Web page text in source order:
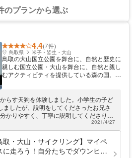
のプランから選ぶ
4.4(7件)
鳥取県 米子・皆生・大山
鳥取の大山国立公園を舞台に、自然と歴史に
親しむ国立公園・大山を舞台に、自然と親し
むアクティビティを提供している森の国。ブ
ます。
らす天狗を体験しました。小学生の子ど
ましたが、説明をしてくださったお兄さ
かりやすく、丁寧に説明してくださり、
できました。 一年生の娘は怖くて途中リ
のジップラインは体験させていただき大
ックまでトラックの荷台に乗せてもらっ
させていただけました。 森の国へは
9時の開園から閉園まで遊び続け、大喜
2021/4/27
取・大山・サイクリング】マイペ
に走ろう！自分たちでダウンヒル